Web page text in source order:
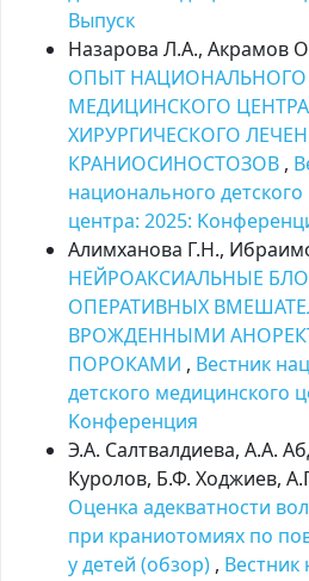
Выпуск
Назарова Л.А., Акрамов
ОПЫТ НАЦИОНАЛЬНОГО
МЕДИЦИНСКОГО
ХИРУРГИЧЕСКОГО
КРАНИОСИНОСТОЗОВ ,
национального
центра: 2025:
Алимханова Г.Н.,
НЕЙРОАКСИАЛЬНЫЕ
ОПЕРАТИВНЫХ
ВРОЖДЕННЫМИ
ПОРОКАМИ , Вестник
детского медицинского
Kонференция
Э.А. Салтвалдиева, А.А.
Куролов, Б.Ф. Ходжиев,
Оценка адекватности
при краниотомиях по
у детей (обзор) , Вестник